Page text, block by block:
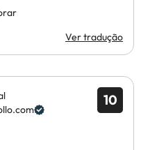
Ver tradução
10